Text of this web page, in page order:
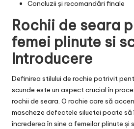
Concluzii și recomandări finale
Rochii de seara
femei plinute si
Introducere
Definirea stilului de rochie potrivit
scunde este un aspect crucial în
rochii de seara. O rochie care să
mascheze defectele siluetei poate
încrederea în sine a femeilor plinute și